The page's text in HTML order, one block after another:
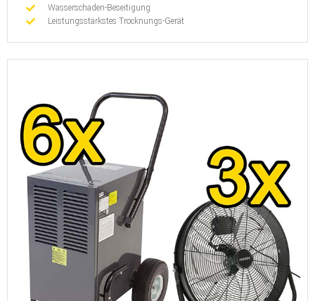
Wasserschaden-Beseitigung
Leistungsstärkstes Trocknungs-Gerät